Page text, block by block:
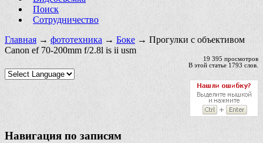
Поиск
Сотрудничество
Главная → фототехника → Боке → Прогулки с объективом
Canon ef 70-200mm f/2.8l is ii usm
19 395 просмотров
В этой статье 1793 слов.
Навигация по записям